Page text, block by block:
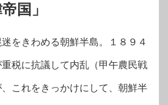
国」
をきわめる朝鮮半島。１８９４
税に抗議して内乱（甲午農民戦
これをきっかけにして、朝鮮半